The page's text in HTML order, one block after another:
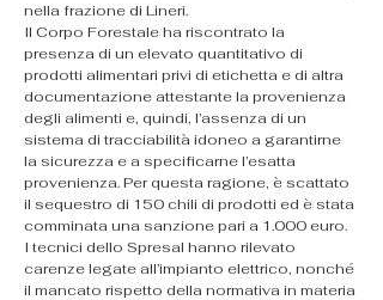
nella frazione di Lineri.
Il Corpo Forestale ha riscontrato la
presenza di un elevato quantitativo di
prodotti alimentari privi di etichetta e di altra
documentazione attestante la provenienza
degli alimenti e, quindi, l’assenza di un
sistema di tracciabilità idoneo a garantirne
la sicurezza e a specificarne l’esatta
provenienza. Per questa ragione, è scattato
il sequestro di 150 chili di prodotti ed è stata
comminata una sanzione pari a 1.000 euro.
I tecnici dello Spresal hanno rilevato
carenze legate all’impianto elettrico, nonché
il mancato rispetto della normativa in materia